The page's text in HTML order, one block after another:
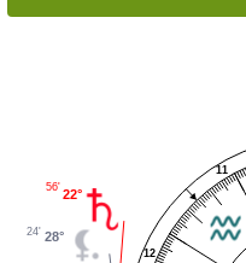
11
12
22°
56'
28°
24'